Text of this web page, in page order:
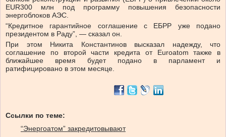
EUR300 млн под программу повышения безопасности
энергоблоков АЭС.
“Кредитное гарантийное соглашение с ЕБРР уже подано
президентом в Раду”, — сказал он.
При этом Никита Константинов высказал надежду, что
соглашение по второй части кредита от Euroatom также в
ближайшее время будет подано в парламент и
ратифицировано в этом месяце.
Ссылки по теме:
“Энергоатом” закредитовывают